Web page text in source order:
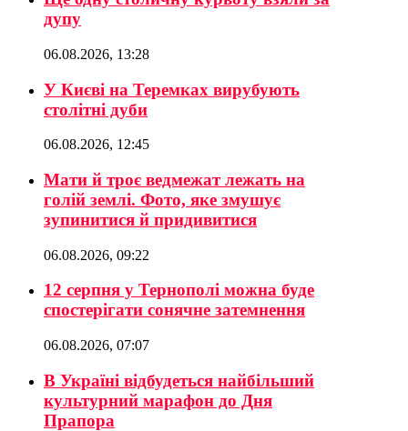
дупу
06.08.2026, 13:28
У Києві на Теремках вирубують
столітні дуби
06.08.2026, 12:45
Мати й троє ведмежат лежать на
голій землі. Фото, яке змушує
зупинитися й придивитися
06.08.2026, 09:22
12 серпня у Тернополі можна буде
спостерігати сонячне затемнення
06.08.2026, 07:07
В Україні відбудеться найбільший
культурний марафон до Дня
Прапора